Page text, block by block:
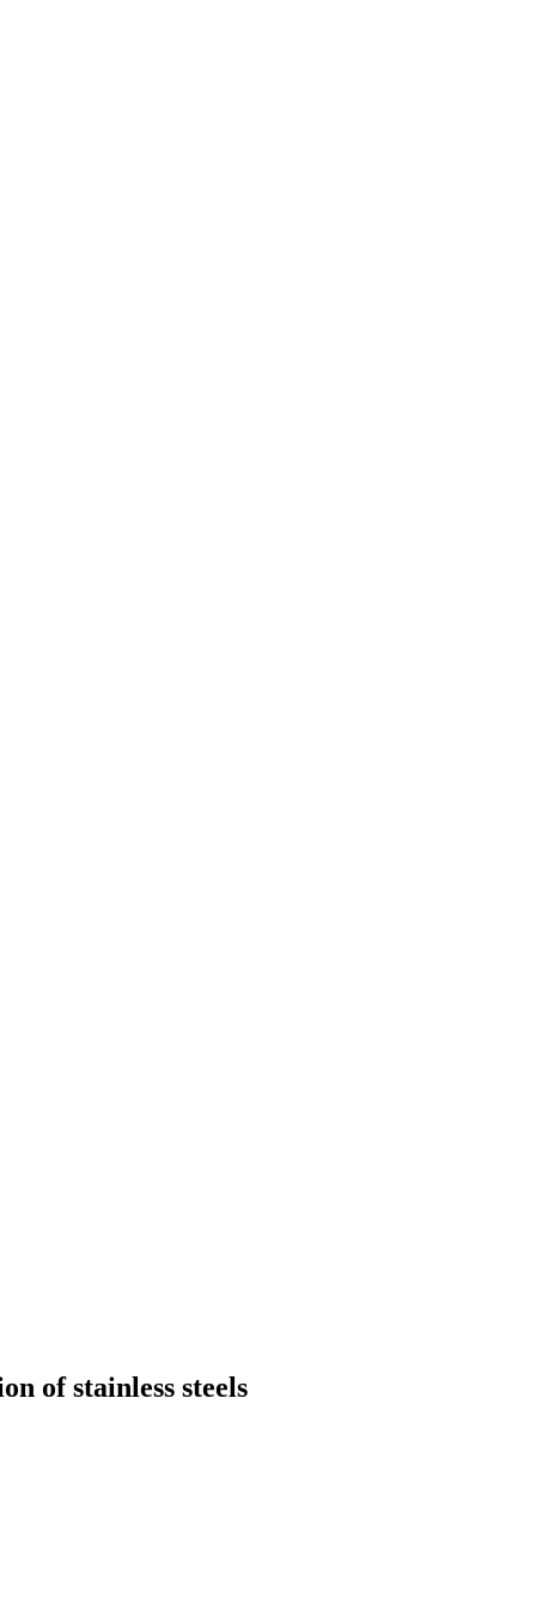
of stainless steels